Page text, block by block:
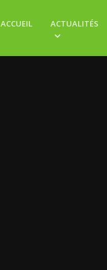
ACCUEIL ACTUALITÉS